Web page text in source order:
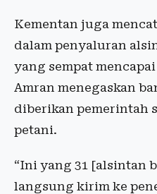
Kementan juga
dalam penyaluran
yang sempat
Amran menegaskan
diberikan pemerintah
petani.
“Ini yang 31 [alsintan
langsung kirim ke